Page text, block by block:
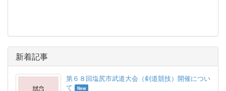
新着記事
第６８回塩尻市武道大会（剣道競技）開催につい
て
New